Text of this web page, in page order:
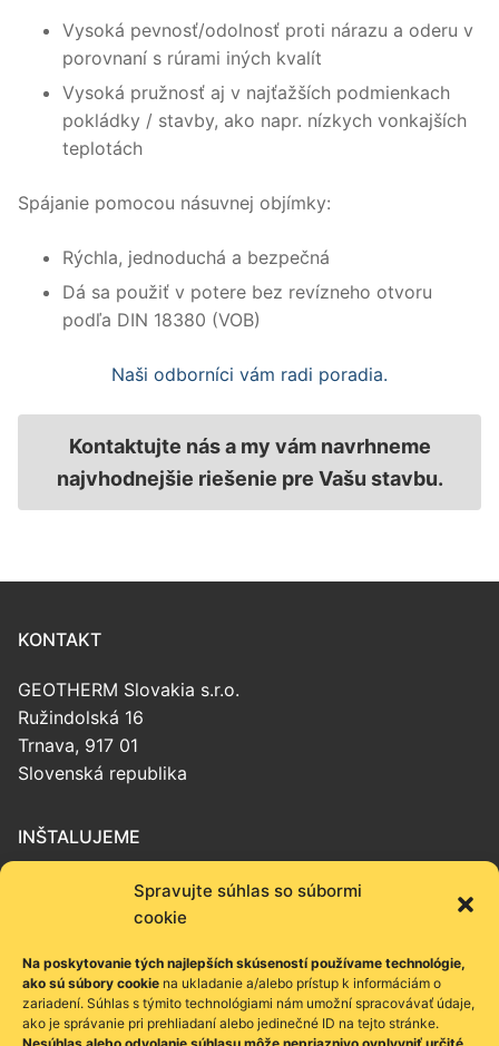
Spravujte súhlas so súbormi
cookie
Na poskytovanie tých najlepších skúseností používame technológie,
ako sú súbory cookie na ukladanie a/alebo prístup k informáciám o
zariadení. Súhlas s týmito technológiami nám umožní spracovávať údaje,
ako je správanie pri prehliadaní alebo jedinečné ID na tejto stránke.
Vysoká pevnosť/odolnosť proti nárazu a oderu v
porovnaní s rúrami iných kvalít
Vysoká pružnosť aj v najťažších podmienkach
pokládky / stavby, ako napr. nízkych vonkajších
teplotách
Spájanie pomocou násuvnej objímky:
Rýchla, jednoduchá a bezpečná
Dá sa použiť v potere bez revízneho otvoru
podľa DIN 18380 (VOB)
Naši odborníci vám radi poradia.
Kontaktujte nás a my vám navrhneme
najvhodnejšie riešenie pre Vašu stavbu.
KONTAKT
GEOTHERM Slovakia s.r.o.
Ružindolská 16
Trnava, 917 01
Slovenská republika
INŠTALUJEME
Tepelné čerpadlá
Podlahové vykurovanie
Stropné chladenie
PONÚKAME